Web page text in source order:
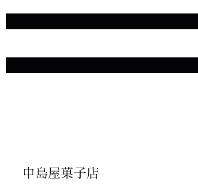
中島屋菓子店